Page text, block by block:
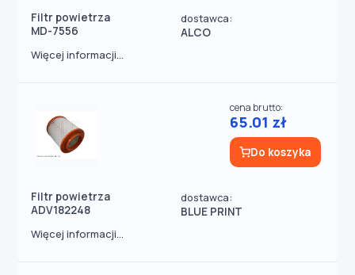
Filtr powietrza
MD-7556
dostawca:
ALCO
Więcej informacji...
Filtr powietrza
ADV182248
dostawca:
BLUE PRINT
cena brutto:
65.01 zł
Do koszyka
Więcej informacji...